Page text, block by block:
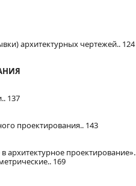
архитектурных чертежей.. 124
137
проектирования.. 143
архитектурное
169